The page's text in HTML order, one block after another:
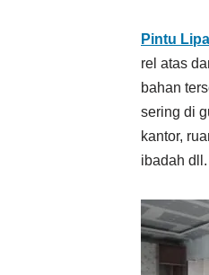
Pintu
rel atas
bahan
sering di
kantor,
ibadah dll.